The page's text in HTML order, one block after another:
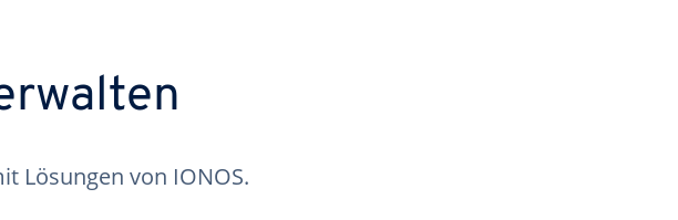
Lösungen von IONOS.